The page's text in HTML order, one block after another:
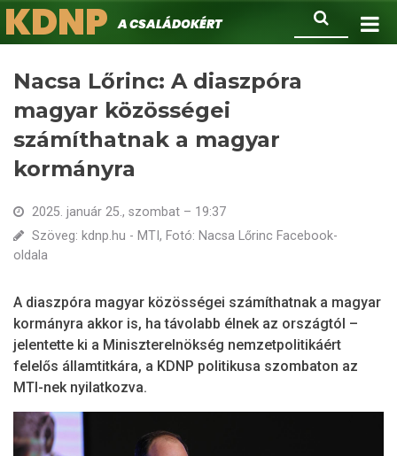
Ugrás
a
Keresés
KDNPA családokért.
Nacsa Lőrinc: A diaszpóra
magyar közösségei
számíthatnak a magyar
kormányra
2025. január 25., szombat – 19:37
Szöveg: kdnp.hu - MTI, Fotó: Nacsa Lőrinc Facebook-
oldala
A diaszpóra magyar közösségei számíthatnak a magyar
kormányra akkor is, ha távolabb élnek az országtól –
jelentette ki a Miniszterelnökség nemzetpolitikáért
felelős államtitkára, a KDNP politikusa szombaton az
MTI-nek nyilatkozva.